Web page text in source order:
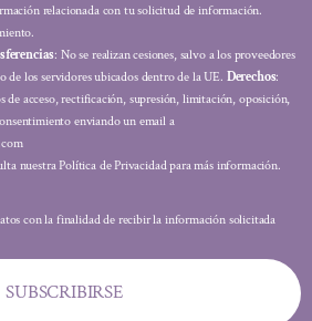
relacionada con tu solicitud de información.
: No se realizan cesiones, salvo a los proveedores
de los servidores ubicados dentro de la UE. Derechos:
de acceso, rectificación, supresión, limitación, oposición,
enviando un email a
nuestra Política de Privacidad para más información.
con la finalidad de recibir la información solicitada
SUBSCRIBIRSE